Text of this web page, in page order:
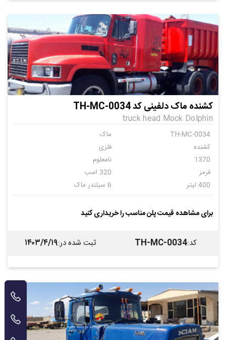
کشنده ماک دلفینی کد TH-MC-0034
truck head Mock Dolphin
TH-MC-0034
ماک
کشنده
فلزی
1370
نامعلوم
قرمز
320 اسب
400 لیتر
6 سیلندر ماک
برای مشاهده قیمت پلن مناسب را خریداری کنید
کد:
TH-MC-0034 ثبت شده در:۱۴۰۳/۴/۱۹